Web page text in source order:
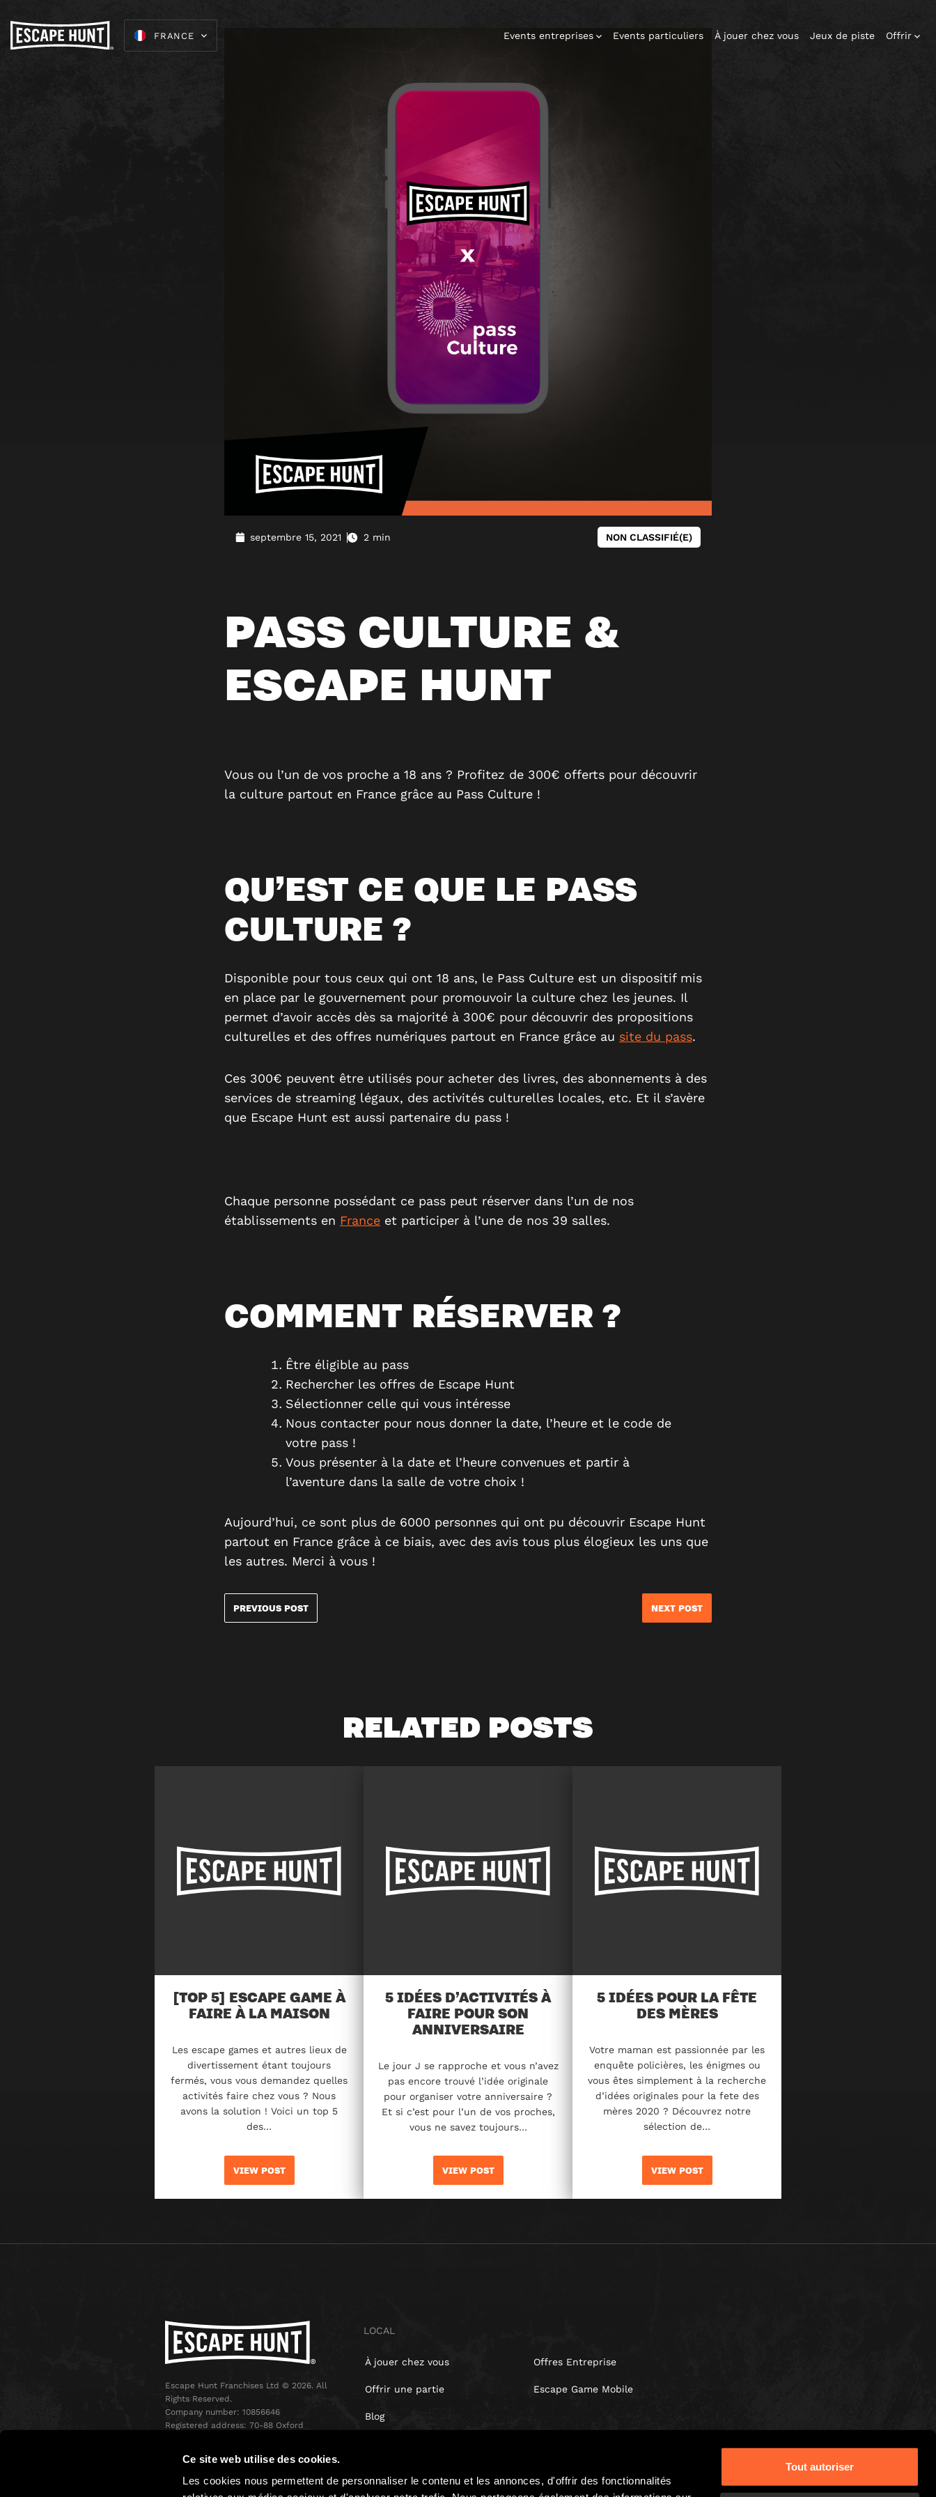
Ce site web utilise des cookies.
Les cookies nous permettent de personnaliser le contenu et les annonces, d'offrir des fonctionnalités
Tout autoriser
FRANCE Events entreprises Events particuliers À jouer chez vous Jeux de piste Offrir
septembre 15, 2021 2 min NON CLASSIFIÉ(E)
PASS CULTURE &
ESCAPE HUNT
Vous ou l’un de vos proche a 18 ans ? Profitez de 300€ offerts pour découvrir
la culture partout en France grâce au Pass Culture !
QU’EST CE QUE LE PASS
CULTURE ?
Disponible pour tous ceux qui ont 18 ans, le Pass Culture est un dispositif mis
en place par le gouvernement pour promouvoir la culture chez les jeunes. Il
permet d’avoir accès dès sa majorité à 300€ pour découvrir des propositions
culturelles et des offres numériques partout en France grâce au site du pass.
Ces 300€ peuvent être utilisés pour acheter des livres, des abonnements à des
services de streaming légaux, des activités culturelles locales, etc. Et il s’avère
que Escape Hunt est aussi partenaire du pass !
Chaque personne possédant ce pass peut réserver dans l’un de nos
établissements en France et participer à l’une de nos 39 salles.
COMMENT RÉSERVER ?
Être éligible au pass
Rechercher les offres de Escape Hunt
Sélectionner celle qui vous intéresse
Nous contacter pour nous donner la date, l’heure et le code de
votre pass !
Vous présenter à la date et l’heure convenues et partir à
l’aventure dans la salle de votre choix !
Aujourd’hui, ce sont plus de 6000 personnes qui ont pu découvrir Escape Hunt
partout en France grâce à ce biais, avec des avis tous plus élogieux les uns que
les autres. Merci à vous !
PREVIOUS POST NEXT POST
RELATED POSTS
[TOP 5] ESCAPE GAME À
FAIRE À LA MAISON
Les escape games et autres lieux de
divertissement étant toujours
fermés, vous vous demandez quelles
activités faire chez vous ? Nous
avons la solution ! Voici un top 5
des…
VIEW POST
5 IDÉES D’ACTIVITÉS À
FAIRE POUR SON
ANNIVERSAIRE
Le jour J se rapproche et vous n’avez
pas encore trouvé l’idée originale
pour organiser votre anniversaire ?
Et si c’est pour l’un de vos proches,
vous ne savez toujours…
VIEW POST
5 IDÉES POUR LA FÊTE
DES MÈRES
Votre maman est passionnée par les
enquête policières, les énigmes ou
vous êtes simplement à la recherche
d’idées originales pour la fete des
mères 2020 ? Découvrez notre
sélection de…
VIEW POST
Escape Hunt Franchises Ltd © 2026. All
Rights Reserved.
Company number: 10856646
Registered address: 70-88 Oxford
LOCAL
À jouer chez vous
Offrir une partie
Blog
Offres Entreprise
Escape Game Mobile